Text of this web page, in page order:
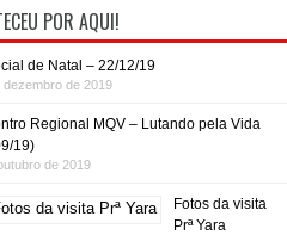
POR AQUI!
de Natal – 22/12/19
dezembro de 2019
Regional MQV – Lutando pela Vida
19)
de 2019
Fotos da visita
Prª Yara